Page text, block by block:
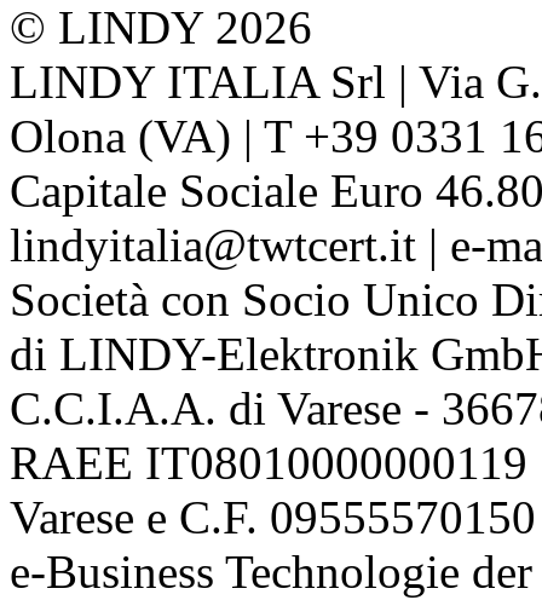
© LINDY 2026
LINDY ITALIA Srl | Via
Olona (VA) | T +39 0331
Capitale Sociale Euro
lindyitalia@twtcert.it | e-
Società con Socio Unico
di LINDY-Elektronik
C.C.I.A.A. di Varese -
RAEE
Varese e C.F. 09555570150
e-Business Technologie